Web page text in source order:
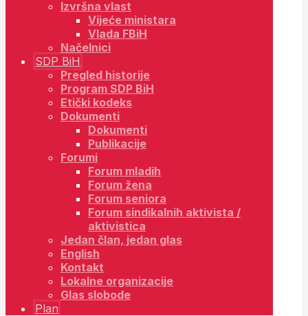
Izvršna vlast
Vijeće ministara
Vlada FBiH
Načelnici
SDP BiH
Pregled historije
Program SDP BiH
Etički kodeks
Dokumenti
Dokumenti
Publikacije
Forumi
Forum mladih
Forum žena
Forum seniora
Forum sindikalnih aktivista /
aktivistica
Jedan član, jedan glas
English
Kontakt
Lokalne organizacije
Glas slobode
Plan